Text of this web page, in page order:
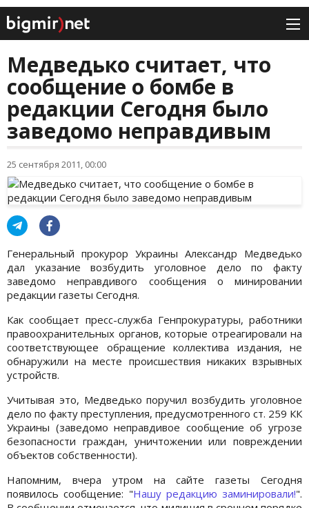
Медведько считает, что
сообщение о бомбе в
редакции Сегодня было
заведомо неправдивым
25 сентября 2011, 00:00
Генеральный прокурор Украины Александр Медведько
дал указание возбудить уголовное дело по факту
заведомо неправдивого сообщения о минировании
редакции газеты Сегодня.
Как сообщает пресс-служба Генпрокуратуры, работники
правоохранительных органов, которые отреагировали на
соответствующее обращение коллектива издания, не
обнаружили на месте происшествия никаких взрывных
устройств.
Учитывая это, Медведько поручил возбудить уголовное
дело по факту преступления, предусмотренного ст. 259 КК
Украины (заведомо неправдивое сообщение об угрозе
безопасности граждан, уничтожении или повреждении
объектов собственности).
Напомним, вчера утром на сайте газеты Сегодня
появилось сообщение: "Нашу редакцию заминировали!".